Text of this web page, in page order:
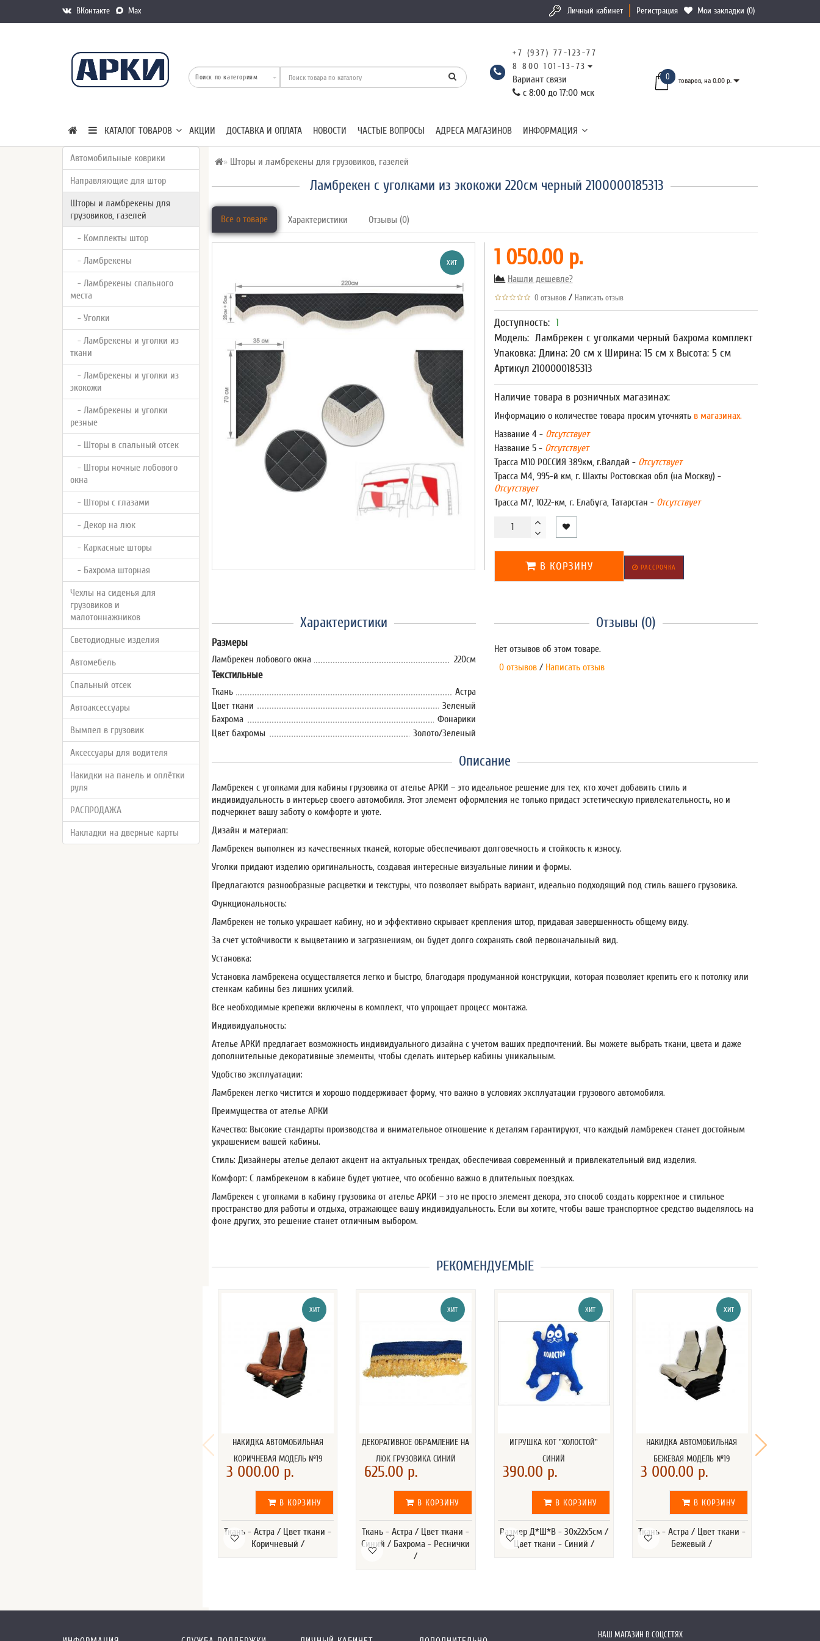
ВКонтакте Max Личный кабинет Регистрация Мои закладки (0)
+7 (937) 77-123-77
8 800 101-13-73
Вариант связи
с 8:00 до 17:00 мск
0 товаров, на 0.00 р.
КАТАЛОГ ТОВАРОВ АКЦИИ ДОСТАВКА И ОПЛАТА НОВОСТИ ЧАСТЫЕ ВОПРОСЫ АДРЕСА МАГАЗИНОВ ИНФОРМАЦИЯ
Автомобильные коврики
Направляющие для штор
Шторы и ламбрекены для
грузовиков, газелей
- Комплекты штор
- Ламбрекены
- Ламбрекены спального
места
- Уголки
- Ламбрекены и уголки из
ткани
- Ламбрекены и уголки из
экокожи
- Ламбрекены и уголки
резные
- Шторы в спальный отсек
- Шторы ночные лобового
окна
- Шторы с глазами
- Декор на люк
- Каркасные шторы
- Бахрома шторная
Чехлы на сиденья для
грузовиков и
малотоннажников
Светодиодные изделия
Автомебель
Спальный отсек
Автоаксессуары
Вымпел в грузовик
Аксессуары для водителя
Накидки на панель и оплётки
руля
РАСПРОДАЖА
Накладки на дверные карты
Шторы и ламбрекены для грузовиков, газелей
Ламбрекен с уголками из экокожи 220см черный 2100000185313
Все о товаре Характеристики Отзывы (0)
ХИТ 1 050.00 р.
Нашли дешевле?
0 отзывов / Написать отзыв
Доступность: 1
Модель: Ламбрекен с уголками черный бахрома комплект
Упаковка: Длина: 20 см x Ширина: 15 см x Высота: 5 см
Артикул 2100000185313
Наличие товара в розничных магазинах:
Информацию о количестве товара просим уточнятьв магазинах.
Название 4 - Отсутствует
Название 5 - Отсутствует
Трасса М10 РОССИЯ 389км, г.Валдай - Отсутствует
Трасса М4, 995-й км, г. Шахты Ростовская обл (на Москву) -
Отсутствует
Трасса М7, 1022-км, г. Елабуга, Татарстан - Отсутствует
В КОРЗИНУ РАССРОЧКА
Характеристики
Размеры
Ламбрекен лобового окна 220см
Текстильные
Ткань
Астра
Цвет ткани
Зеленый
Бахрома
Фонарики
Цвет бахромы
Золото/Зеленый
Отзывы (0)
Нет отзывов об этом товаре.
0 отзывов / Написать отзыв
Описание
Ламбрекен с уголками для кабины грузовика от ателье АРКИ – это идеальное решение для тех, кто хочет добавить стиль и
индивидуальность в интерьер своего автомобиля. Этот элемент оформления не только придаст эстетическую привлекательность, но и
подчеркнет вашу заботу о комфорте и уюте.
Дизайн и материал:
Ламбрекен выполнен из качественных тканей, которые обеспечивают долговечность и стойкость к износу.
Уголки придают изделию оригинальность, создавая интересные визуальные линии и формы.
Предлагаются разнообразные расцветки и текстуры, что позволяет выбрать вариант, идеально подходящий под стиль вашего грузовика.
Функциональность:
Ламбрекен не только украшает кабину, но и эффективно скрывает крепления штор, придавая завершенность общему виду.
За счет устойчивости к выцветанию и загрязнениям, он будет долго сохранять свой первоначальный вид.
Установка:
Установка ламбрекена осуществляется легко и быстро, благодаря продуманной конструкции, которая позволяет крепить его к потолку или
стенкам кабины без лишних усилий.
Все необходимые крепежи включены в комплект, что упрощает процесс монтажа.
Индивидуальность:
Ателье АРКИ предлагает возможность индивидуального дизайна с учетом ваших предпочтений. Вы можете выбрать ткани, цвета и даже
дополнительные декоративные элементы, чтобы сделать интерьер кабины уникальным.
Удобство эксплуатации:
Ламбрекен легко чистится и хорошо поддерживает форму, что важно в условиях эксплуатации грузового автомобиля.
Преимущества от ателье АРКИ
Качество: Высокие стандарты производства и внимательное отношение к деталям гарантируют, что каждый ламбрекен станет достойным
украшением вашей кабины.
Стиль: Дизайнеры ателье делают акцент на актуальных трендах, обеспечивая современный и привлекательный вид изделия.
Комфорт: С ламбрекеном в кабине будет уютнее, что особенно важно в длительных поездках.
Ламбрекен с уголками в кабину грузовика от ателье АРКИ – это не просто элемент декора, это способ создать корректное и стильное
пространство для работы и отдыха, отражающее вашу индивидуальность. Если вы хотите, чтобы ваше транспортное средство выделялось на
фоне других, это решение станет отличным выбором.
РЕКОМЕНДУЕМЫЕ
ХИТ
НАКИДКА АВТОМОБИЛЬНАЯ
КОРИЧНЕВАЯ МОДЕЛЬ №19
3 000.00 р.
В КОРЗИНУ
Ткань - Астра / Цвет ткани -
Коричневый /
ХИТ
ДЕКОРАТИВНОЕ ОБРАМЛЕНИЕ НА
ЛЮК ГРУЗОВИКА СИНИЙ
625.00 р.
В КОРЗИНУ
Ткань - Астра / Цвет ткани -
Синий / Бахрома - Реснички
/
ХИТ
ИГРУШКА КОТ "ХОЛОСТОЙ"
СИНИЙ
390.00 р.
В КОРЗИНУ
Размер Д*Ш*В - 30х22х5см /
Цвет ткани - Синий /
ХИТ
НАКИДКА АВТОМОБИЛЬНАЯ
БЕЖЕВАЯ МОДЕЛЬ №19
3 000.00 р.
В КОРЗИНУ
Ткань - Астра / Цвет ткани -
Бежевый /
НАШ МАГАЗИН В СОЦСЕТЯХ